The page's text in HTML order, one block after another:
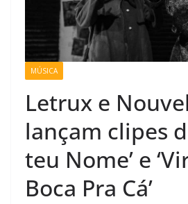
MÚSICA
Letrux e
lançam clipes
teu Nome’ e
Boca Pra Cá’